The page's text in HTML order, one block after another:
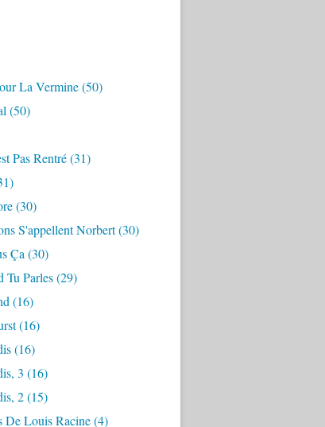
La Vermine(50)
(50)
Pas Rentré(31)
(30)
S'appellent Norbert(30)
Ça (30)
Tu Parles(29)
(16)
(16)
(16)
3 (16)
2(15)
De Louis Racine(4)